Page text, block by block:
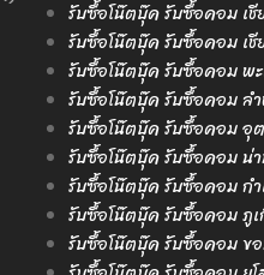
รับซื้อโน๊ตบุ๊ค รับซื้อคอม เชี
รับซื้อโน๊ตบุ๊ค รับซื้อคอม เชี
รับซื้อโน๊ตบุ๊ค รับซื้อคอม พะ
รับซื้อโน๊ตบุ๊ค รับซื้อคอม ล
รับซื้อโน๊ตบุ๊ค รับซื้อคอม อุ
รับซื้อโน๊ตบุ๊ค รับซื้อคอม น่
รับซื้อโน๊ตบุ๊ค รับซื้อคอม ก
รับซื้อโน๊ตบุ๊ค รับซื้อคอม ภู
รับซื้อโน๊ตบุ๊ค รับซื้อคอม ข